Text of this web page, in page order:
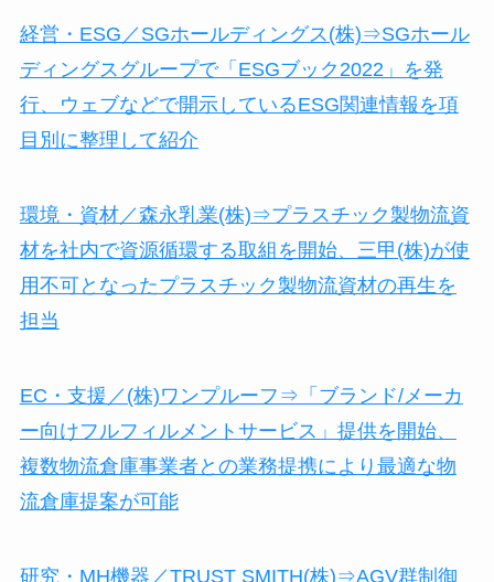
経営・ESG／SGホールディングス(株)⇒SGホール
ディングスグループで「ESGブック2022」を発
行、ウェブなどで開示しているESG関連情報を項
目別に整理して紹介
環境・資材／森永乳業(株)⇒プラスチック製物流資
材を社内で資源循環する取組を開始、三甲(株)が使
用不可となったプラスチック製物流資材の再生を
担当
EC・支援／(株)ワンプルーフ⇒「ブランド/メーカ
ー向けフルフィルメントサービス」提供を開始、
複数物流倉庫事業者との業務提携により最適な物
流倉庫提案が可能
研究・MH機器／TRUST SMITH(株)⇒AGV群制御